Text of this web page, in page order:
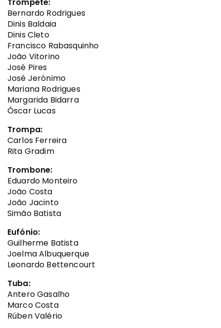
Bernardo Rodrigues
Dinis Baldaia
Dinis Cleto
Francisco Rabasquinho
João Vitorino
José Pires
José Jerónimo
Mariana Rodrigues
Margarida Bidarra
Óscar Lucas
Trompa:
Carlos Ferreira
Rita Gradim
Trombone:
Eduardo Monteiro
João Costa
João Jacinto
Simão Batista
Eufónio:
Guilherme Batista
Joelma Albuquerque
Leonardo Bettencourt
Tuba:
Antero Gasalho
Marco Costa
Rúben Valério